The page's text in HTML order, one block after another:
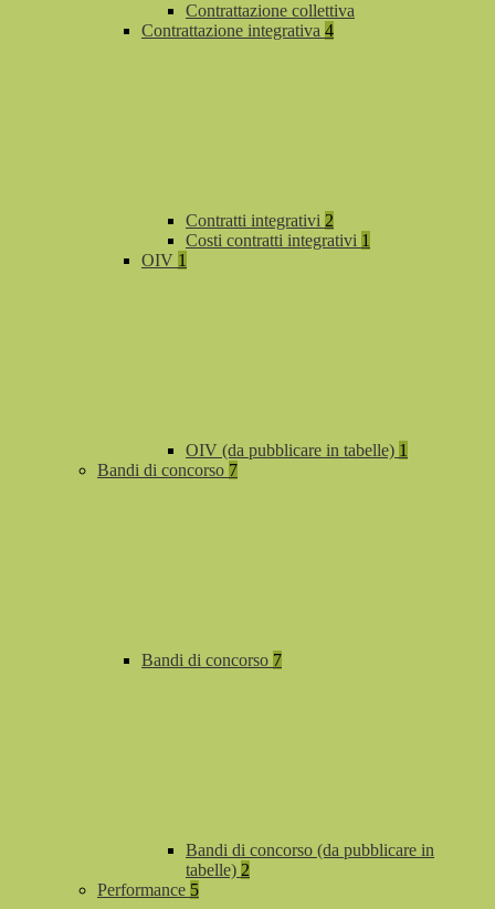
Contrattazione collettiva
Contrattazione integrativa 4
Contratti integrativi 2
Costi contratti integrativi 1
OIV 1
OIV (da pubblicare in tabelle) 1
Bandi di concorso 7
Bandi di concorso 7
Bandi di concorso (da pubblicare in
tabelle) 2
Performance 5